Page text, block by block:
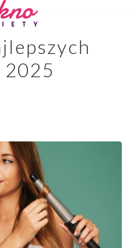
2025